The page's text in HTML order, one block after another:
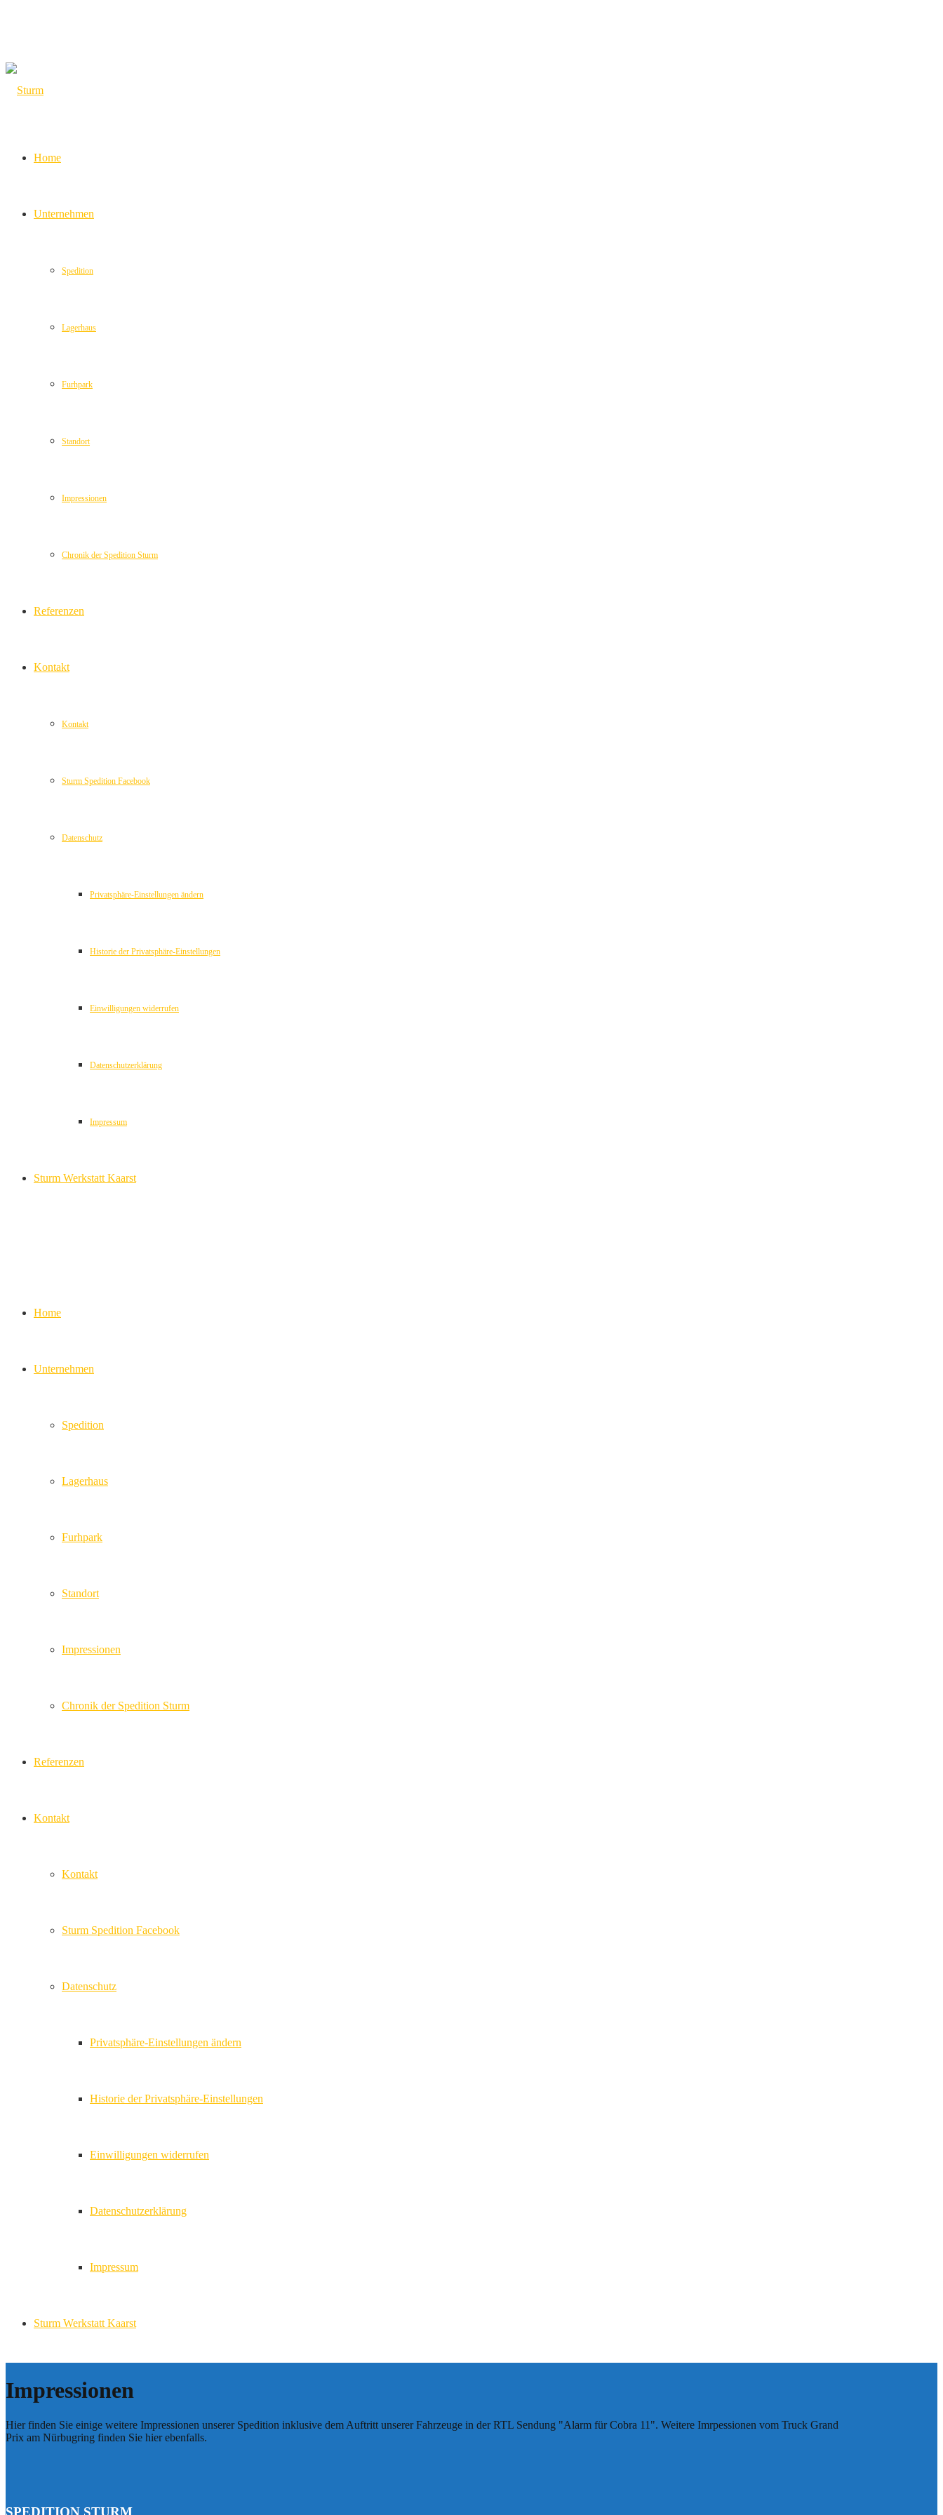
Home
Unternehmen
Spedition
Lagerhaus
Furhpark
Standort
Impressionen
Chronik der Spedition Sturm
Referenzen
Kontakt
Kontakt
Sturm Spedition Facebook
Datenschutz
Privatsphäre-Einstellungen ändern
Historie der Privatsphäre-Einstellungen
Einwilligungen widerrufen
Datenschutzerklärung
Impressum
Sturm Werkstatt Kaarst
Home
Unternehmen
Spedition
Lagerhaus
Furhpark
Standort
Impressionen
Chronik der Spedition Sturm
Referenzen
Kontakt
Kontakt
Sturm Spedition Facebook
Datenschutz
Privatsphäre-Einstellungen ändern
Historie der Privatsphäre-Einstellungen
Einwilligungen widerrufen
Datenschutzerklärung
Impressum
Sturm Werkstatt Kaarst
Impressionen
Hier finden Sie einige weitere Impressionen unserer Spedition inklusive dem Auftritt unserer Fahrzeuge in der RTL Sendung "Alarm für Cobra 11". Weitere Imrpessionen vom Truck Grand
Prix am Nürbugring finden Sie hier ebenfalls.
SPEDITION STURM